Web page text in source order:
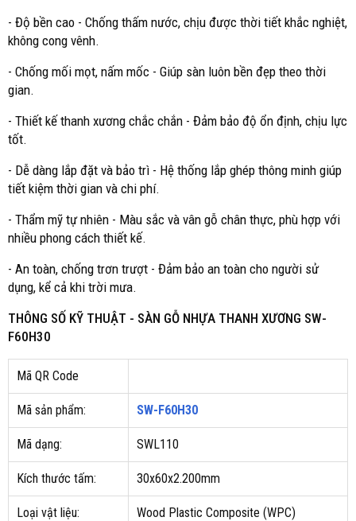
- Độ bền cao - Chống thấm nước, chịu được thời tiết khắc nghiệt,
không cong vênh.
- Chống mối mọt, nấm mốc - Giúp sàn luôn bền đẹp theo thời
gian.
- Thiết kế thanh xương chắc chắn - Đảm bảo độ ổn định, chịu lực
tốt.
- Dễ dàng lắp đặt và bảo trì - Hệ thống lắp ghép thông minh giúp
tiết kiệm thời gian và chi phí.
- Thẩm mỹ tự nhiên - Màu sắc và vân gỗ chân thực, phù hợp với
nhiều phong cách thiết kế.
- An toàn, chống trơn trượt - Đảm bảo an toàn cho người sử
dụng, kể cả khi trời mưa.
THÔNG SỐ KỸ THUẬT - SÀN GỖ NHỰA THANH XƯƠNG SW-
F60H30
Mã QR Code
Mã sản phẩm: SW-F60H30
Mã dạng: SWL110
Kích thước tấm: 30x60x2.200mm
Loại vật liệu: Wood Plastic Composite (WPC)